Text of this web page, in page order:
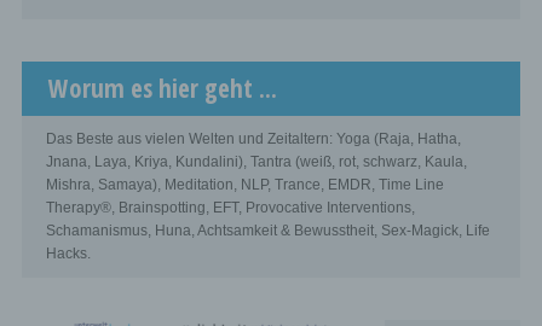
Worum es hier geht ...
Das Beste aus vielen Welten und Zeitaltern: Yoga (Raja, Hatha,
Jnana, Laya, Kriya, Kundalini), Tantra (weiß, rot, schwarz, Kaula,
Mishra, Samaya), Meditation, NLP, Trance, EMDR, Time Line
Therapy®, Brainspotting, EFT, Provocative Interventions,
Schamanismus, Huna, Achtsamkeit & Bewusstheit, Sex-Magick, Life
Hacks.